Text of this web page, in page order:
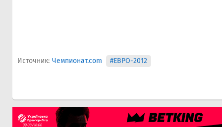
Источник: Чемпионат.com #ЕВРО-2012